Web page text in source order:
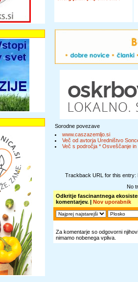
Sorodne povezave
www.caszazemljo.si
Več od avtorja Uredništvo
Več s področja * Osveščanje in
Trackback URL for this entry:
No
Odkritje fascinantnega
komentarjev. | Nov uporabnik
Za komentarje so odgovorni
nimamo nobenega vpliva.